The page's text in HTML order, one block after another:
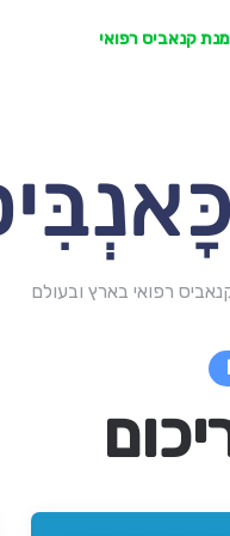
קנאביס רפואי
רפואי בארץ ובעולם